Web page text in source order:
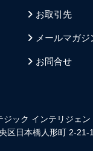
お取引先
メールマガジ
お問合せ
ジック インテリジェン
区日本橋人形町 2-21-